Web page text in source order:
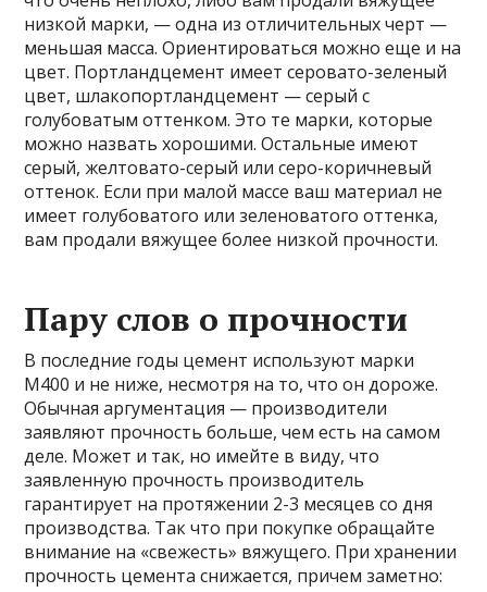
низкой марки, — одна из отличительных черт —
меньшая масса. Ориентироваться можно еще и на
цвет. Портландцемент имеет серовато-зеленый
цвет, шлакопортландцемент — серый с
голубоватым оттенком. Это те марки, которые
можно назвать хорошими. Остальные имеют
серый, желтовато-серый или серо-коричневый
оттенок. Если при малой массе ваш материал не
имеет голубоватого или зеленоватого оттенка,
вам продали вяжущее более низкой прочности.
Пару слов о прочности
В последние годы цемент используют марки
М400 и не ниже, несмотря на то, что он дороже.
Обычная аргументация — производители
заявляют прочность больше, чем есть на самом
деле. Может и так, но имейте в виду, что
заявленную прочность производитель
гарантирует на протяжении 2-3 месяцев со дня
производства. Так что при покупке обращайте
внимание на «свежесть» вяжущего. При хранении
прочность цемента снижается, причем заметно: